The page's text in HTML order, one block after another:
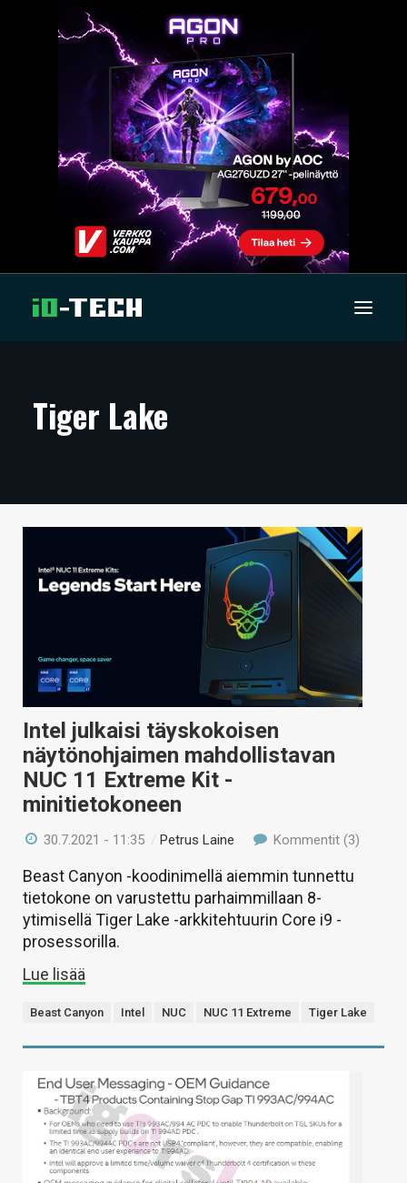
ARTIKKELIT
TECHBBS
HINTA.FI
VAIHDA TEEMA
HAKU
Tiger Lake
Intel julkaisi täyskokoisen
näytönohjaimen mahdollistavan
NUC 11 Extreme Kit -
minitietokoneen
30.7.2021 - 11:35 /Petrus Laine Kommentit (3)
Beast Canyon -koodinimellä aiemmin tunnettu
tietokone on varustettu parhaimmillaan 8-
ytimisellä Tiger Lake -arkkitehtuurin Core i9 -
prosessorilla.
Lue lisää
Beast Canyon Intel NUC NUC 11 Extreme Tiger Lake